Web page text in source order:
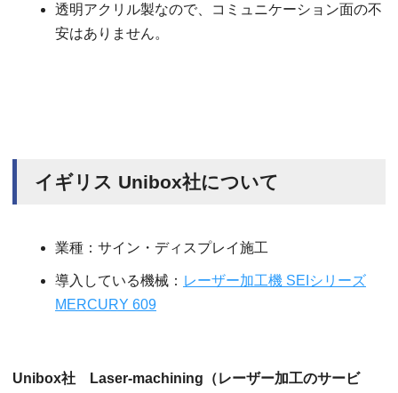
透明アクリル製なので、コミュニケーション面の不
安はありません。
イギリス Unibox社について
業種：サイン・ディスプレイ施工
導入している機械： レーザー加工機 SEIシリーズ
MERCURY 609
Unibox社 Laser-machining（レーザー加工のサービ